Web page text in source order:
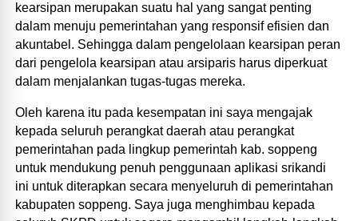
kearsipan merupakan suatu hal yang sangat penting
dalam menuju pemerintahan yang responsif efisien dan
akuntabel. Sehingga dalam pengelolaan kearsipan peran
dari pengelola kearsipan atau arsiparis harus diperkuat
dalam menjalankan tugas-tugas mereka.
Oleh karena itu pada kesempatan ini saya mengajak
kepada seluruh perangkat daerah atau perangkat
pemerintahan pada lingkup pemerintah kab. soppeng
untuk mendukung penuh penggunaan aplikasi srikandi
ini untuk diterapkan secara menyeluruh di pemerintahan
kabupaten soppeng. Saya juga menghimbau kepada